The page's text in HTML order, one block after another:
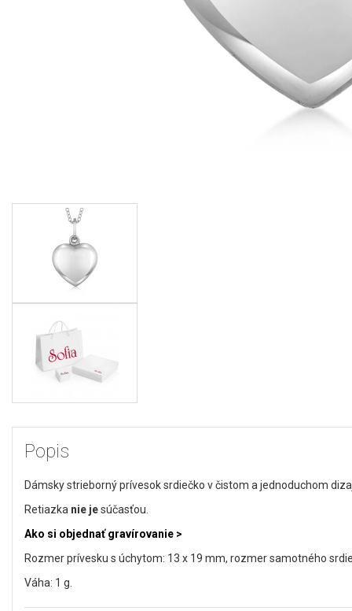
Popis
Dámsky strieborný prívesok srdiečko v čistom a jednoduchom
Retiazka nie jesúčasťou.
Ako si objednať gravírovanie >
Rozmer prívesku s úchytom: 13 x 19 mm, rozmer samotného
Váha: 1 g.